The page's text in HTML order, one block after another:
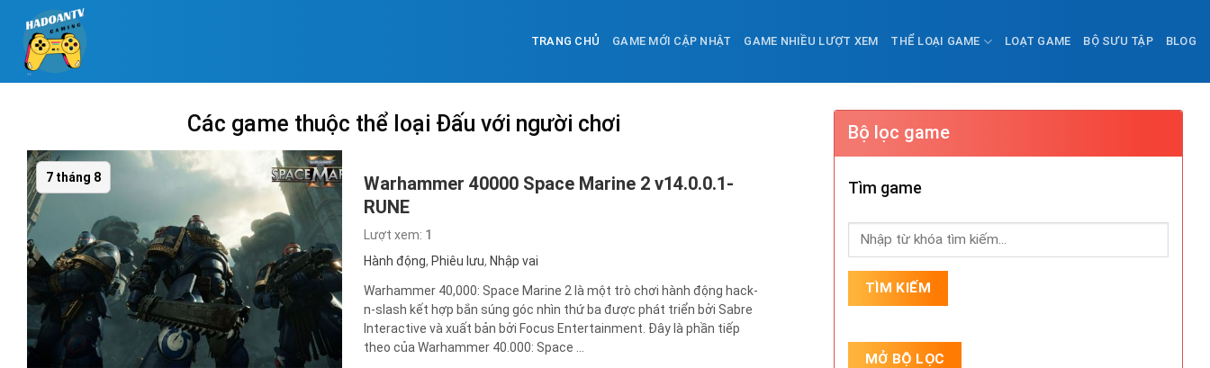
TRANG CHỦ GAME MỚI CẬP NHẬT GAME NHIỀU LƯỢT XEM THỂ LOẠI GAME LOẠT GAME BỘ SƯU TẬP BLOG
Các game thuộc thể loại Đấu với người chơi
7 tháng 8
Warhammer 40000 Space Marine 2 v14.0.0.1-
RUNE
Lượt xem: 1
Hành động, Phiêu lưu, Nhập vai
Warhammer 40,000: Space Marine 2 là một trò chơi hành động hack-
n-slash kết hợp bắn súng góc nhìn thứ ba được phát triển bởi Sabre
Interactive và xuất bản bởi Focus Entertainment. Đây là phần tiếp
theo của Warhammer 40.000: Space ...
Bộ lọc game
Tìm game